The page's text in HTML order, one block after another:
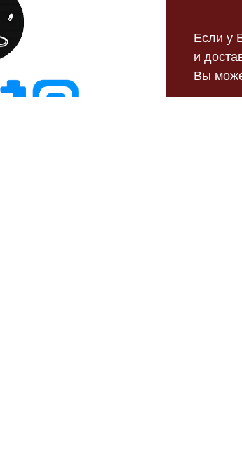
Если у
и
Вы